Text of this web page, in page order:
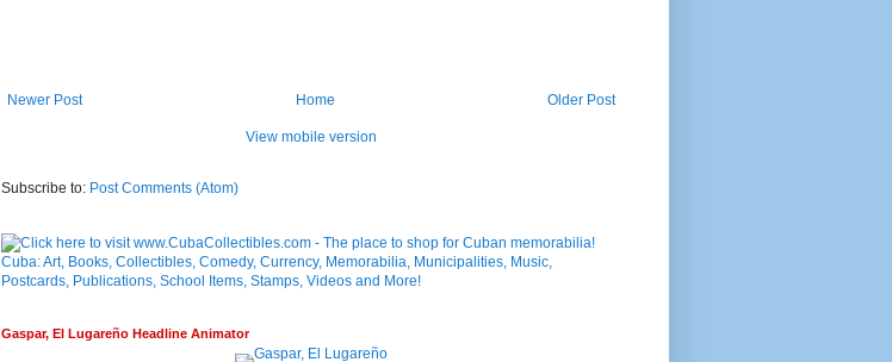
Newer Post Older Post
Home
View mobile version
Subscribe to: Post Comments (Atom)
Gaspar, El Lugareño Headline Animator